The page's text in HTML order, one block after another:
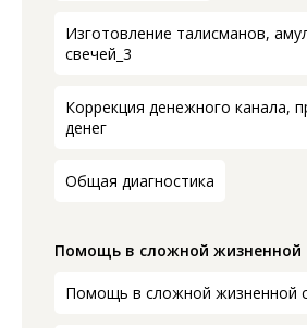
Изготовление талисманов,
свечей_3
Коррекция денежного канала,
денег
Общая диагностика
Помощь в сложной жизненной
Помощь в сложной жизненной